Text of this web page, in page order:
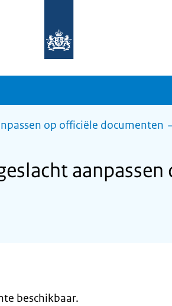
homepage
sdg.rijksoverheid.nl
op officiële documenten
beschikbaar.